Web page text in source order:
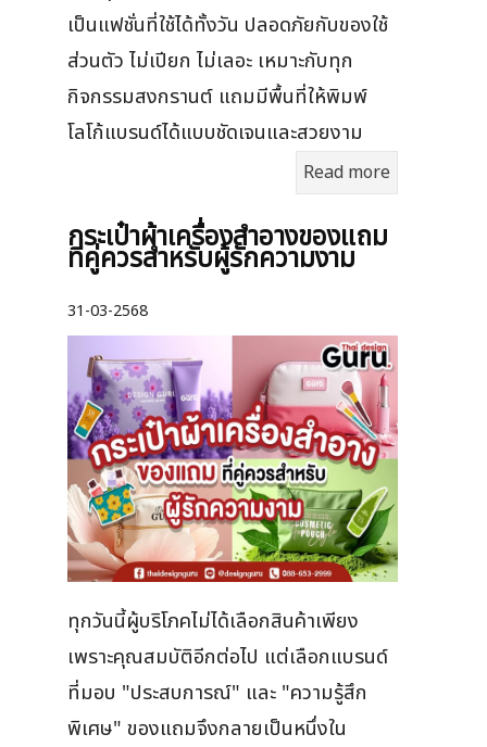
เป็นแฟชั่นที่ใช้ได้ทั้งวัน ปลอดภัยกับของใช้
ส่วนตัว ไม่เปียก ไม่เลอะ เหมาะกับทุก
กิจกรรมสงกรานต์ แถมมีพื้นที่ให้พิมพ์
โลโก้แบรนด์ได้แบบชัดเจนและสวยงาม
Read more
กระเป๋าผ้าเครื่องสําอางของแถม
ที่คู่ควรสำหรับผู้รักความงาม
31-03-2568
ทุกวันนี้ผู้บริโภคไม่ได้เลือกสินค้าเพียง
เพราะคุณสมบัติอีกต่อไป แต่เลือกแบรนด์
ที่มอบ "ประสบการณ์" และ "ความรู้สึก
พิเศษ" ของแถมจึงกลายเป็นหนึ่งใน